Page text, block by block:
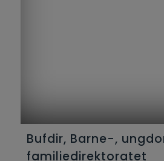
Bufdir, Barne-,
familiedirektoratet